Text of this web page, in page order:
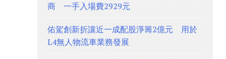
商 一手入場費2929元
佑駕創新折讓近一成配股淨籌2億元 用於
L4無人物流車業務發展